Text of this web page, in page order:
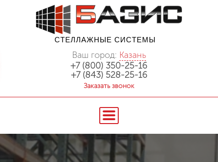
СТЕЛЛАЖНЫЕ СИСТЕМЫ
Ваш город: Казань
+7 (800) 350-25-16
+7 (843) 528-25-16
Заказать звонок